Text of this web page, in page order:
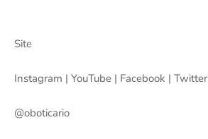
Site
Instagram | YouTube | Facebook | Twitter
@oboticario